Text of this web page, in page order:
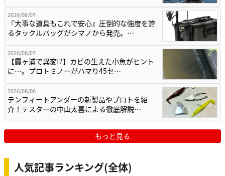
2026/08/07
『大事な道具もこれで安心』圧倒的な強度を誇
るタックルバッグがシマノから発売。…
2026/08/07
【霞ヶ浦で異変!?】カビの生えた小魚がヒント
に…。プロトミノーがハマり45セ…
2026/08/06
テンフィートアンダーの新製品やプロトを紹
介！テスターの中山太喜による徹底解説…
もっと見る
人気記事ランキング(全体)